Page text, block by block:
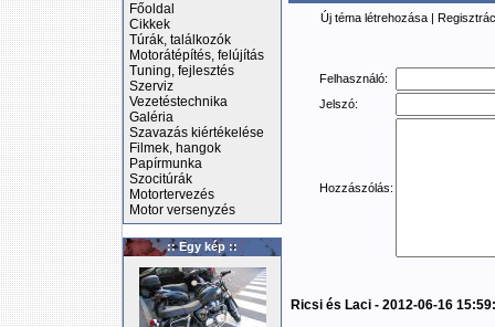
Főoldal
Cikkek
Túrák, találkozók
Motorátépítés, felújítás
Tuning, fejlesztés
Szerviz
Vezetéstechnika
Galéria
Szavazás kiértékelése
Filmek, hangok
Papírmunka
Szocitúrák
Motortervezés
Motor versenyzés
:: Egy kép ::
Új téma létrehozása |
Felhasználó:
Jelszó:
Hozzászólás:
Ricsi és Laci - 2012-06-16